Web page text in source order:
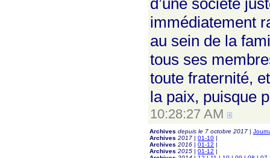
d’une société
immédiatement
au sein de la
tous ses
toute fraternité,
la paix, puisque
10:28:27 AM
Archives depuis le 7 octobre 2017 |
Archives 2017 | 01-10 |
Archives 2016 | 01-12 |
Archives 2015 | 01-12 |